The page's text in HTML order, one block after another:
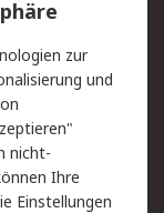
zur
und
nicht-
Ihre
Einstellungen